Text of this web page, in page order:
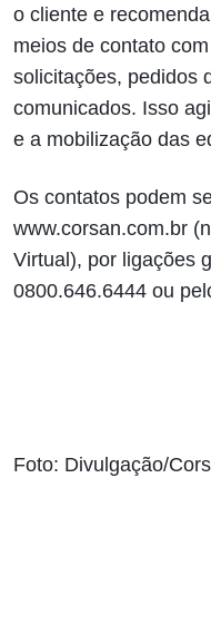
o cliente e
meios de contato
solicitações, pedidos
comunicados. Isso
e a mobilização das
Os contatos podem
www.corsan.com.br
Virtual), por ligações
0800.646.6444 ou
Foto: Divulgação/